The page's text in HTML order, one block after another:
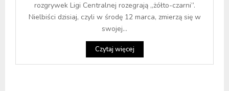
rozgrywek Ligi Centralnej rozegrają „żółto-czarni”.
Nielbiści dzisiaj, czyli w środę 12 marca, zmierzą się w
swojej...
Czytaj więcej